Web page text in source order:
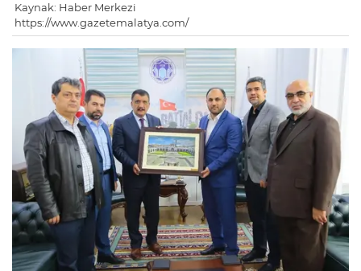
Kaynak: Haber Merkezi
https://www.gazetemalatya.com/